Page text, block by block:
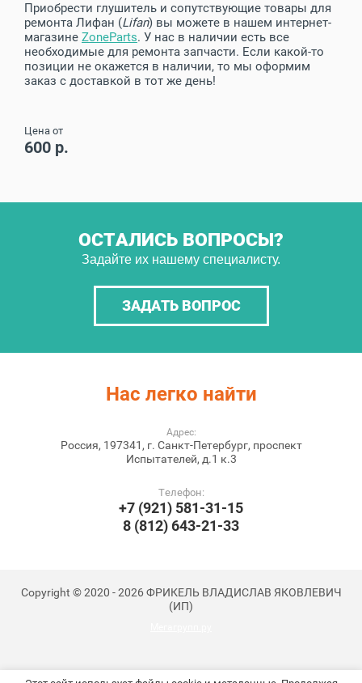
Приобрести глушитель и сопутствующие товары для
ремонта Лифан (Lifan) вы можете в нашем интернет-
магазине ZoneParts. У нас в наличии есть все
необходимые для ремонта запчасти. Если какой-то
позиции не окажется в наличии, то мы оформим
заказ с доставкой в тот же день!
Цена от
600 р.
ОСТАЛИСЬ ВОПРОСЫ?
Задайте их нашему специалисту.
ЗАДАТЬ ВОПРОС
Нас легко найти
Адрес:
Россия, 197341, г. Санкт-Петербург, проспект
Испытателей, д.1 к.3
Телефон:
+7 (921) 581-31-15
8 (812) 643-21-33
Copyright © 2020 - 2026 ФРИКЕЛЬ ВЛАДИСЛАВ ЯКОВЛЕВИЧ
(ИП)